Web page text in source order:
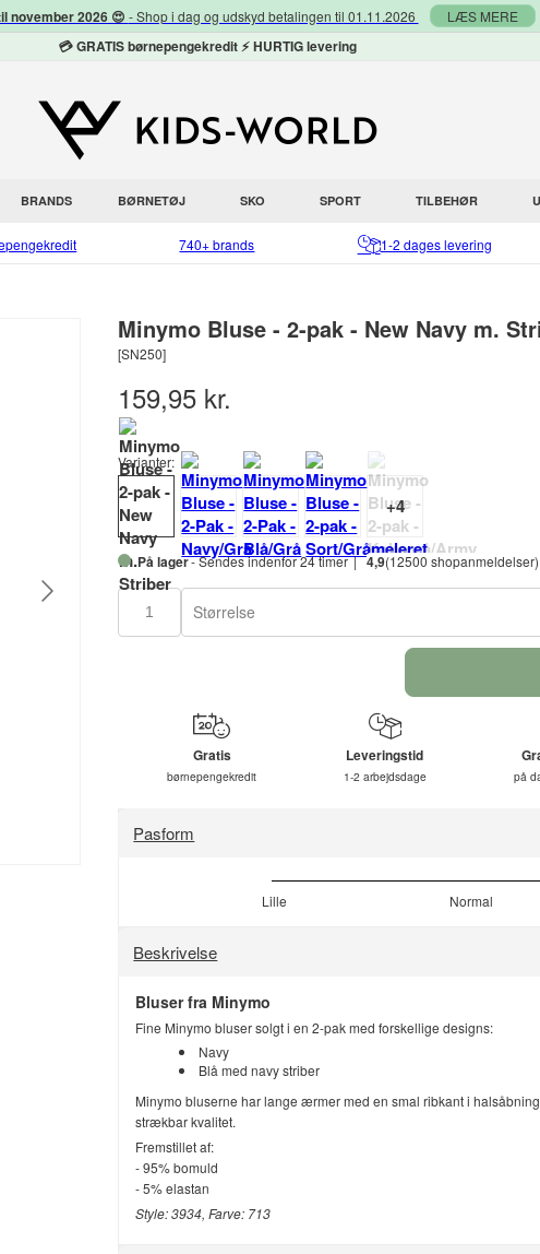
november 2026 😍 - Shop i dag og udskyd betalingen til 01.11.2026 LÆS MERE
💳 GRATIS børnepengekredit ⚡ HURTIG levering
BRANDS BØRNETØJ SKO SPORT TILBEHØR
740+ brands 1-2 dages levering
Minymo Bluse - 2-pak - New Navy m.
[SN250]
159,95 kr.
Varianter:
På lager- Sendes indenfor 24 timer 4,9(12500 shopanmeldelser)
Størrelse
Gratis
børnepengekredit
Leveringstid
1-2 arbejdsdage på
Pasform
Lille Normal
Beskrivelse
Bluser fra Minymo
Fine Minymo bluser solgt i en 2-pak med forskellige designs:
Navy
Blå med navy striber
Minymo bluserne har lange ærmer med en smal ribkant i
strækbar kvalitet.
Fremstillet af:
- 95% bomuld
- 5% elastan
Style: 3934, Farve: 713